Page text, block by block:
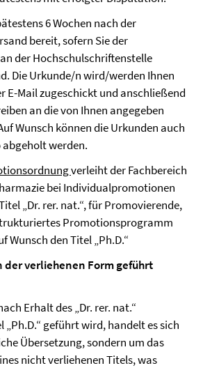
6 Wochen nach der
bereit, sofern Sie der
der Hochschulschriftenstelle
Die Urkunde/n wird/werden Ihnen
E-Mail zugeschickt und anschließend
an die von Ihnen angegeben
Wunsch können die Urkunden auch
werden.
verleiht der Fachbereich
bei Individualpromotionen
„Dr. rer. nat.“, für Promovierende,
Promotionsprogramm
Wunsch den Titel „Ph.D.“
der verliehenen Form geführt
Erhalt des „Dr. rer. nat.“
geführt wird, handelt es sich
Übersetzung, sondern um das
nicht verliehenen Titels, was